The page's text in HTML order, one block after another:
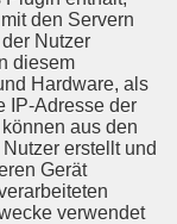
den Servern
Nutzer
diesem
Hardware, als
IP-Adresse der
aus den
erstellt und
Gerät
verwendet